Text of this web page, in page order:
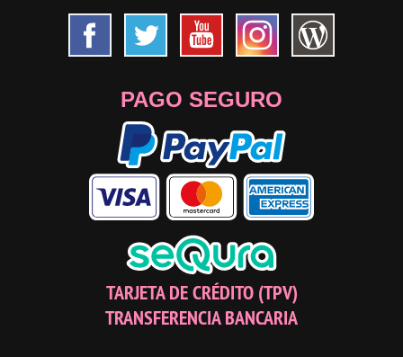
PAGO SEGURO
TARJETA DE CRÉDITO (TPV)
TRANSFERENCIA BANCARIA